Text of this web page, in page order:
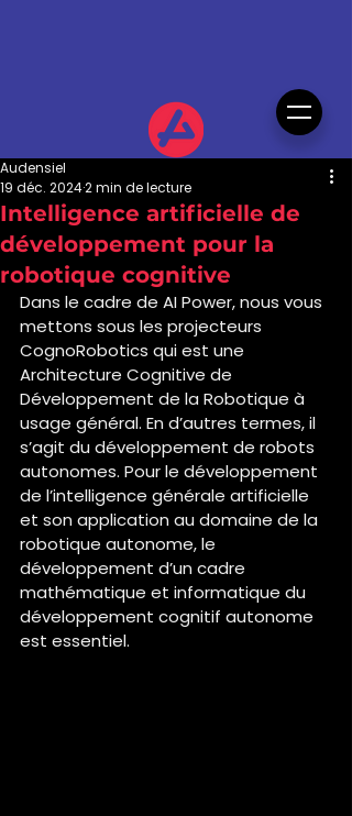
Intelligence artificielle de
développement pour la
robotique cognitive
Audensiel
19 déc. 20242 min de lecture
Dans le cadre de AI Power, nous vous
mettons sous les projecteurs
CognoRobotics qui est une
Architecture Cognitive de
Développement de la Robotique à
usage général. En d’autres termes, il
s’agit du développement de robots
autonomes. Pour le développement
de l’intelligence générale artificielle
et son application au domaine de la
robotique autonome, le
développement d’un cadre
mathématique et informatique du
développement cognitif autonome
est essentiel.